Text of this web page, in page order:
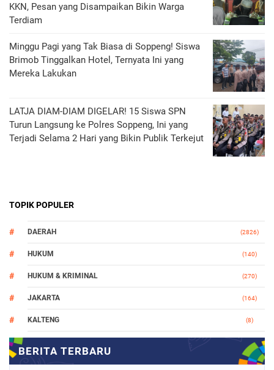
KKN, Pesan yang Disampaikan Bikin Warga
Terdiam
Minggu Pagi yang Tak Biasa di Soppeng! Siswa
Brimob Tinggalkan Hotel, Ternyata Ini yang
Mereka Lakukan
LATJA DIAM-DIAM DIGELAR! 15 Siswa SPN
Turun Langsung ke Polres Soppeng, Ini yang
Terjadi Selama 2 Hari yang Bikin Publik Terkejut
TOPIK POPULER
DAERAH (2826)
HUKUM (140)
HUKUM & KRIMINAL (270)
JAKARTA (164)
KALTENG (8)
(112)
NASIONAL (966)